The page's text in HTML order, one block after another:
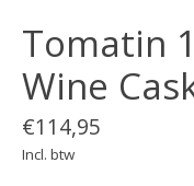
Tomatin
Wine
€114,95
Incl. btw